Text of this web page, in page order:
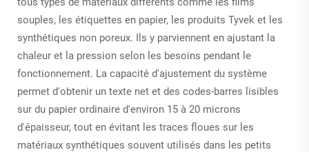
souples, les étiquettes en papier, les produits Tyvek et les
synthétiques non poreux. Ils y parviennent en ajustant la
chaleur et la pression selon les besoins pendant le
fonctionnement. La capacité d'ajustement du système
permet d'obtenir un texte net et des codes-barres lisibles
sur du papier ordinaire d'environ 15 à 20 microns
d'épaisseur, tout en évitant les traces floues sur les
matériaux synthétiques souvent utilisés dans les petits